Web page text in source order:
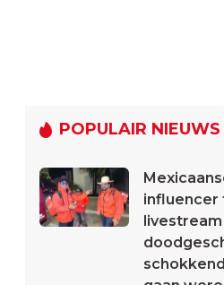
POPULAIR NIEUWS
influencer
livestream